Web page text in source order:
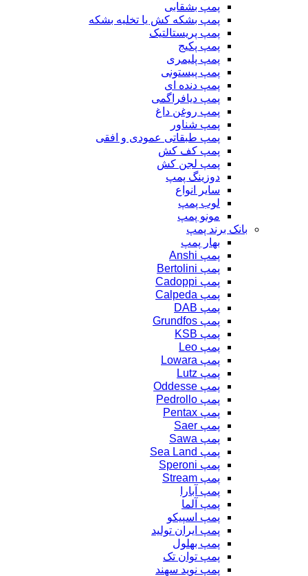
پمپ بشقابی
پمپ بشکه کش یا تخلیه بشکه
پمپ پریستالتیک
پمپ پکیج
پمپ پلیمری
پمپ پیستونی
پمپ دنده ای
پمپ دیافراگمی
پمپ روغن داغ
پمپ شناور
پمپ طبقاتی عمودی و افقی
پمپ کف کش
پمپ لجن کش
دوزینگ پمپ
سایر انواع
لوب پمپ
مونو پمپ
بانک برند پمپ
بهار پمپ
پمپ Anshi
پمپ Bertolini
پمپ Cadoppi
پمپ Calpeda
پمپ DAB
پمپ Grundfos
پمپ KSB
پمپ Leo
پمپ Lowara
پمپ Lutz
پمپ Oddesse
پمپ Pedrollo
پمپ Pentax
پمپ Saer
پمپ Sawa
پمپ Sea Land
پمپ Speroni
پمپ Stream
پمپ آبارا
پمپ آلما
پمپ اسپیکو
پمپ ایران تولید
پمپ بهلول
پمپ توان تک
پمپ نوید سهند